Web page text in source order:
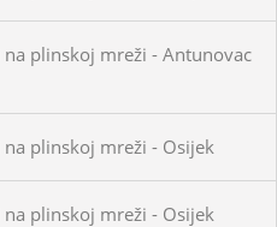
plinskoj mreži - Antunovac
plinskoj mreži - Osijek
plinskoj mreži - Osijek